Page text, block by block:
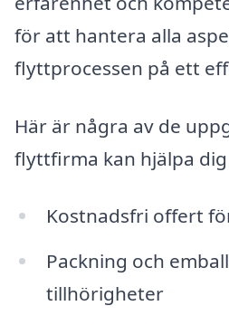
för att hantera alla
flyttprocessen på ett
Här är några av de
flyttfirma kan hjälpa
Kostnadsfri offert
Packning och
tillhörigheter